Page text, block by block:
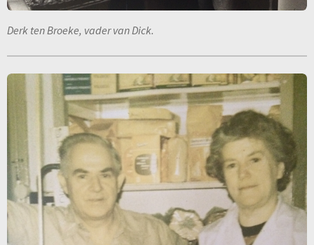
Derk ten Broeke, vader van Dick.